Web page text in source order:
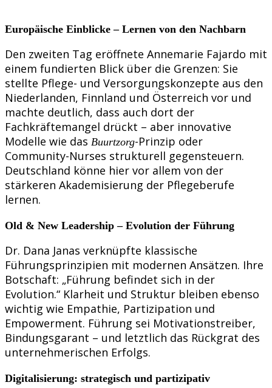
Europäische Einblicke – Lernen von den Nachbarn
Den zweiten Tag eröffnete Annemarie Fajardo mit
einem fundierten Blick über die Grenzen: Sie
stellte Pflege- und Versorgungskonzepte aus den
Niederlanden, Finnland und Österreich vor und
machte deutlich, dass auch dort der
Fachkräftemangel drückt – aber innovative
Modelle wie das Buurtzorg-Prinzip oder
Community-Nurses strukturell gegensteuern.
Deutschland könne hier vor allem von der
stärkeren Akademisierung der Pflegeberufe
lernen.
Old & New Leadership – Evolution der Führung
Dr. Dana Janas verknüpfte klassische
Führungsprinzipien mit modernen Ansätzen. Ihre
Botschaft: „Führung befindet sich in der
Evolution.“ Klarheit und Struktur bleiben ebenso
wichtig wie Empathie, Partizipation und
Empowerment. Führung sei Motivationstreiber,
Bindungsgarant – und letztlich das Rückgrat des
unternehmerischen Erfolgs.
Digitalisierung: strategisch und partizipativ